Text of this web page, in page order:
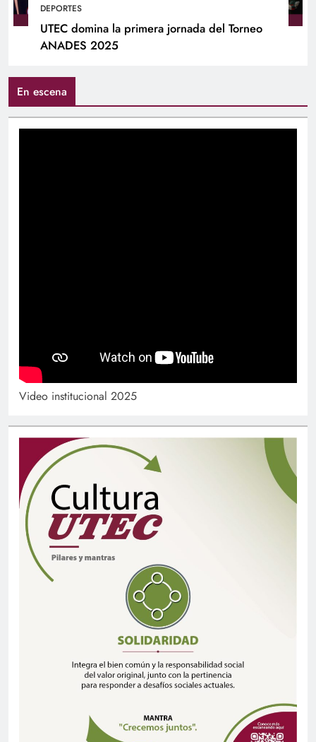
DEPORTES
UTEC domina la primera jornada del Torneo
ANADES 2025
En escena
Video institucional 2025